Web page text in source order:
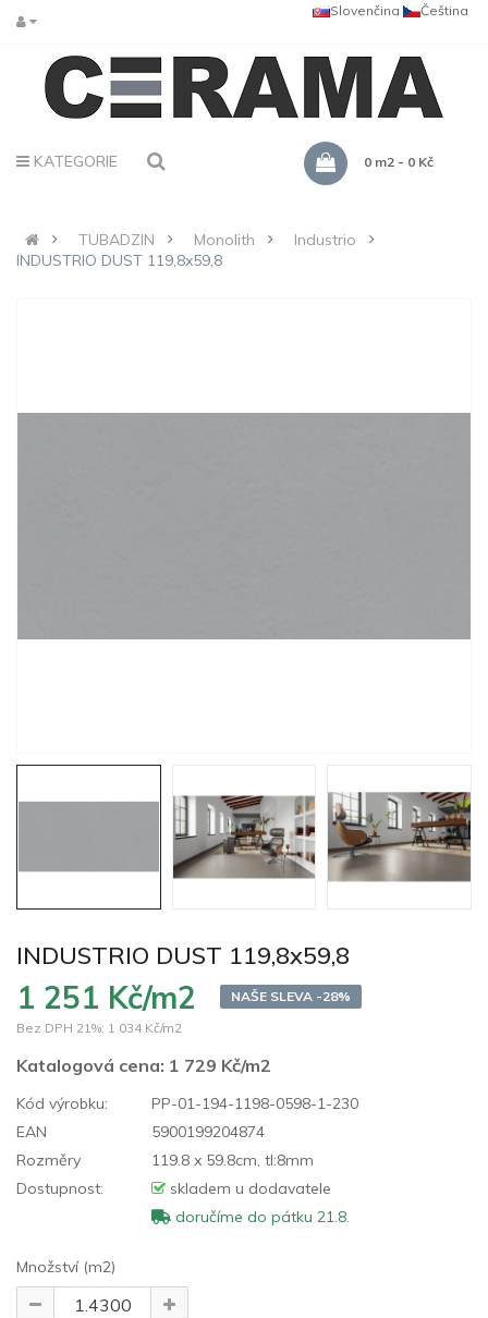
Čeština
Slovenčina
KATEGORIE 0 m2 - 0 Kč
TUBADZIN Monolith
Industrio
INDUSTRIO DUST 119,8x59,8
INDUSTRIO DUST 119,8x59,8
1 251 Kč/m2
NAŠE SLEVA -28%
Bez DPH 21%: 1 034 Kč/m2
Katalogová cena: 1 729 Kč/m2
Kód výrobku:
PP-01-194-1198-0598-1-230
EAN
5900199204874
Rozměry
119.8 x 59.8cm, tl:8mm
Dostupnost:
skladem u dodavatele
doručíme do pátku 21.8.
Množství (m2)